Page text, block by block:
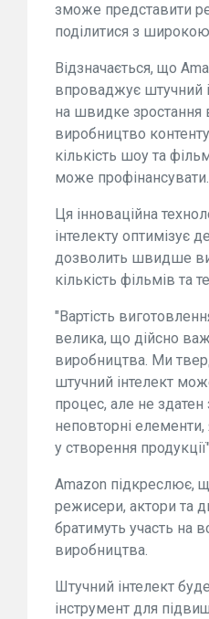
зможе представити
поділитися з
Відзначається, що
впроваджує штучний
на швидке зростання
виробництво
кількість шоу та
може профінансувати.
Ця інноваційна
інтелекту оптимізує
дозволить швидше
кількість фільмів та
"Вартість
велика, що дійсно
виробництва. Ми
штучний інтелект
процес, але не здатен
неповторні
у створення
Amazon підкреслює,
режисери, актори та
братимуть участь на
виробництва.
Штучний інтелект
інструмент для